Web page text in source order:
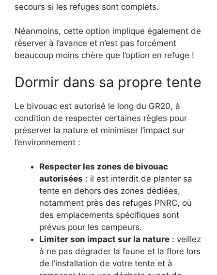
secours si les refuges sont complets.
Néanmoins, cette option implique également de
réserver à l’avance et n’est pas forcément
beaucoup moins chère que l’option en refuge !
Dormir dans sa propre tente
Le bivouac est autorisé le long du GR20, à
condition de respecter certaines règles pour
préserver la nature et minimiser l’impact sur
l’environnement :
Respecter les zones de bivouac
autorisées : il est interdit de planter sa
tente en dehors des zones dédiées,
notamment près des refuges PNRC, où
des emplacements spécifiques sont
prévus pour les campeurs.
Limiter son impact sur la nature : veillez
à ne pas dégrader la faune et la flore lors
de l’installation de votre tente et à